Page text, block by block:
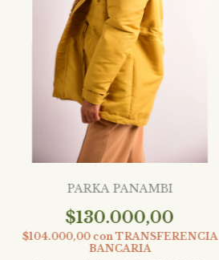
PARKA PANAMBI
$130.000,00
$104.000,00 con TRANSFERENCIA
BANCARIA